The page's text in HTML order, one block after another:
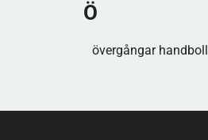
Ö
övergångar handboll